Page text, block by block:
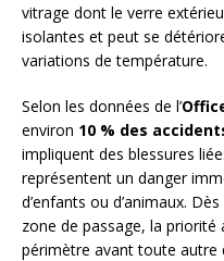
vitrage dont le verre
isolantes et peut se
variations de température.
Selon les données de l’
environ 10 % des
impliquent des blessures
représentent un danger
d’enfants ou d’animaux.
zone de passage, la priorité
périmètre avant toute autre